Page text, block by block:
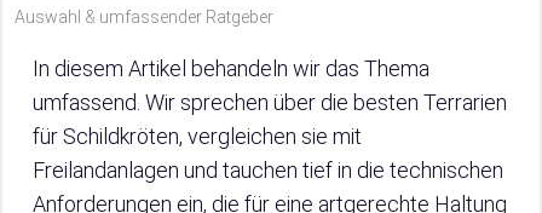
Auswahl & umfassender Ratgeber
In diesem Artikel behandeln wir das Thema
umfassend. Wir sprechen über die besten Terrarien
für Schildkröten, vergleichen sie mit
Freilandanlagen und tauchen tief in die technischen
Anforderungen ein, die für eine artgerechte Haltung